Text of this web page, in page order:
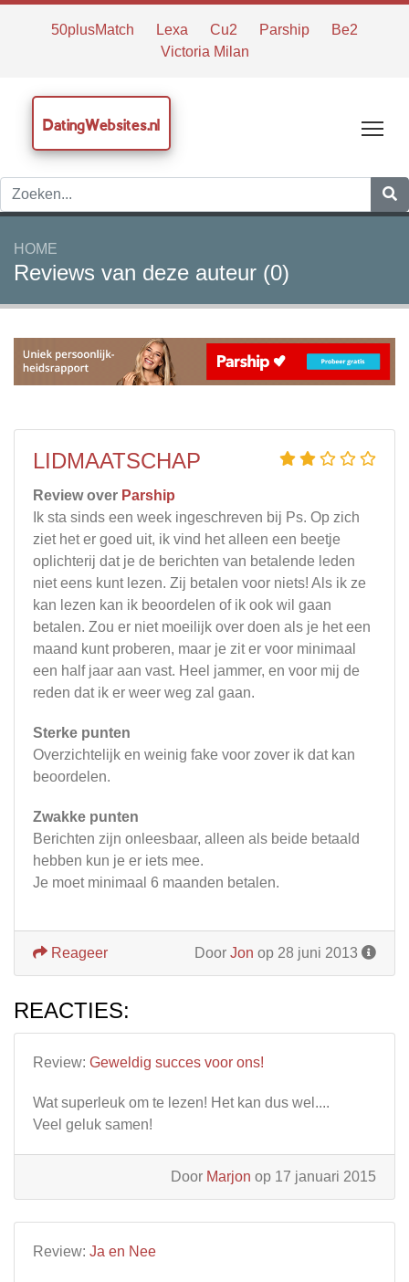
50plusMatch Lexa Cu2 Parship
Be2
Victoria Milan
DatingWebsites.nl
HOME
Reviews van deze auteur (0)
LIDMAATSCHAP
Review over Parship
Ik sta sinds een week ingeschreven bij Ps. Op zich
ziet het er goed uit, ik vind het alleen een beetje
oplichterij dat je de berichten van betalende leden
niet eens kunt lezen. Zij betalen voor niets! Als ik ze
kan lezen kan ik beoordelen of ik ook wil gaan
betalen. Zou er niet moeilijk over doen als je het een
maand kunt proberen, maar je zit er voor minimaal
een half jaar aan vast. Heel jammer, en voor mij de
reden dat ik er weer weg zal gaan.
Sterke punten
Overzichtelijk en weinig fake voor zover ik dat kan
beoordelen.
Zwakke punten
Berichten zijn onleesbaar, alleen als beide betaald
hebben kun je er iets mee.
Je moet minimaal 6 maanden betalen.
Door Jon op 28 juni 2013
Reageer
REACTIES:
Review: Geweldig succes voor ons!
Wat superleuk om te lezen! Het kan dus wel....
Veel geluk samen!
Door Marjon op 17 januari 2015
Review: Ja en Nee